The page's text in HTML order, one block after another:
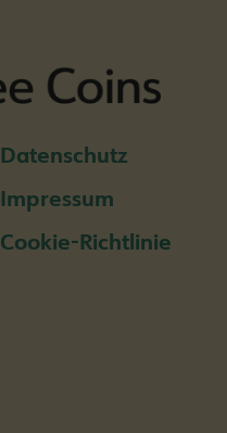
Datenschutz
Impressum
Cookie-Richtlinie